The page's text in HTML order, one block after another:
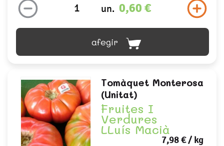
un. 0,60 €
afegir
Tomàquet Monterosa
(unitat)
Fruites I
Verdures
LLuís Macià
7,98 €/ kg